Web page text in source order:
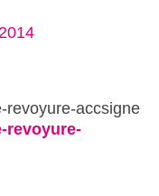
revoyure-